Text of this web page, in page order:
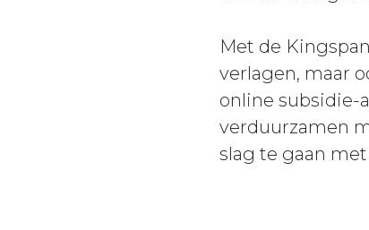
Met de
verlagen, maar
online subsidie-
verduurzamen
slag te gaan